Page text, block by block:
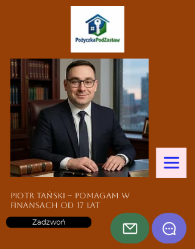
Zadzwoń
Piotr Tański – pomagam w
finansach od 17 lat